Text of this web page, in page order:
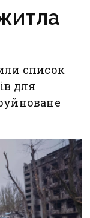
список
для